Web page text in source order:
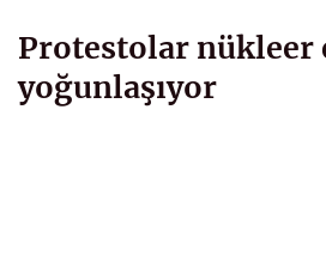
Protestolar nükleer
yoğunlaşıyor